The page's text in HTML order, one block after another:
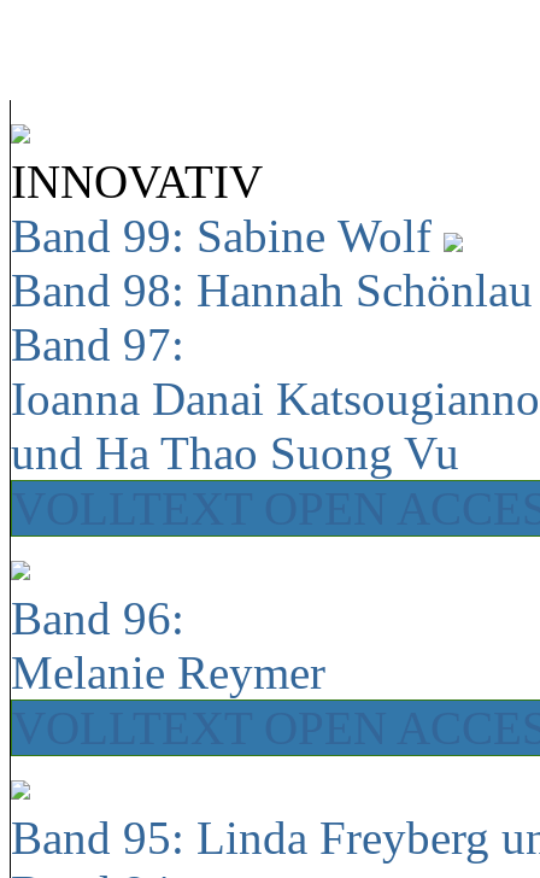
INNOVATIV
Band 99: Sabine Wolf
Band 98: Hannah
Band 97:
Ioanna Danai
und Ha Thao Suong Vu
Band 96:
Melanie Reymer
Band 95: Linda Freyberg